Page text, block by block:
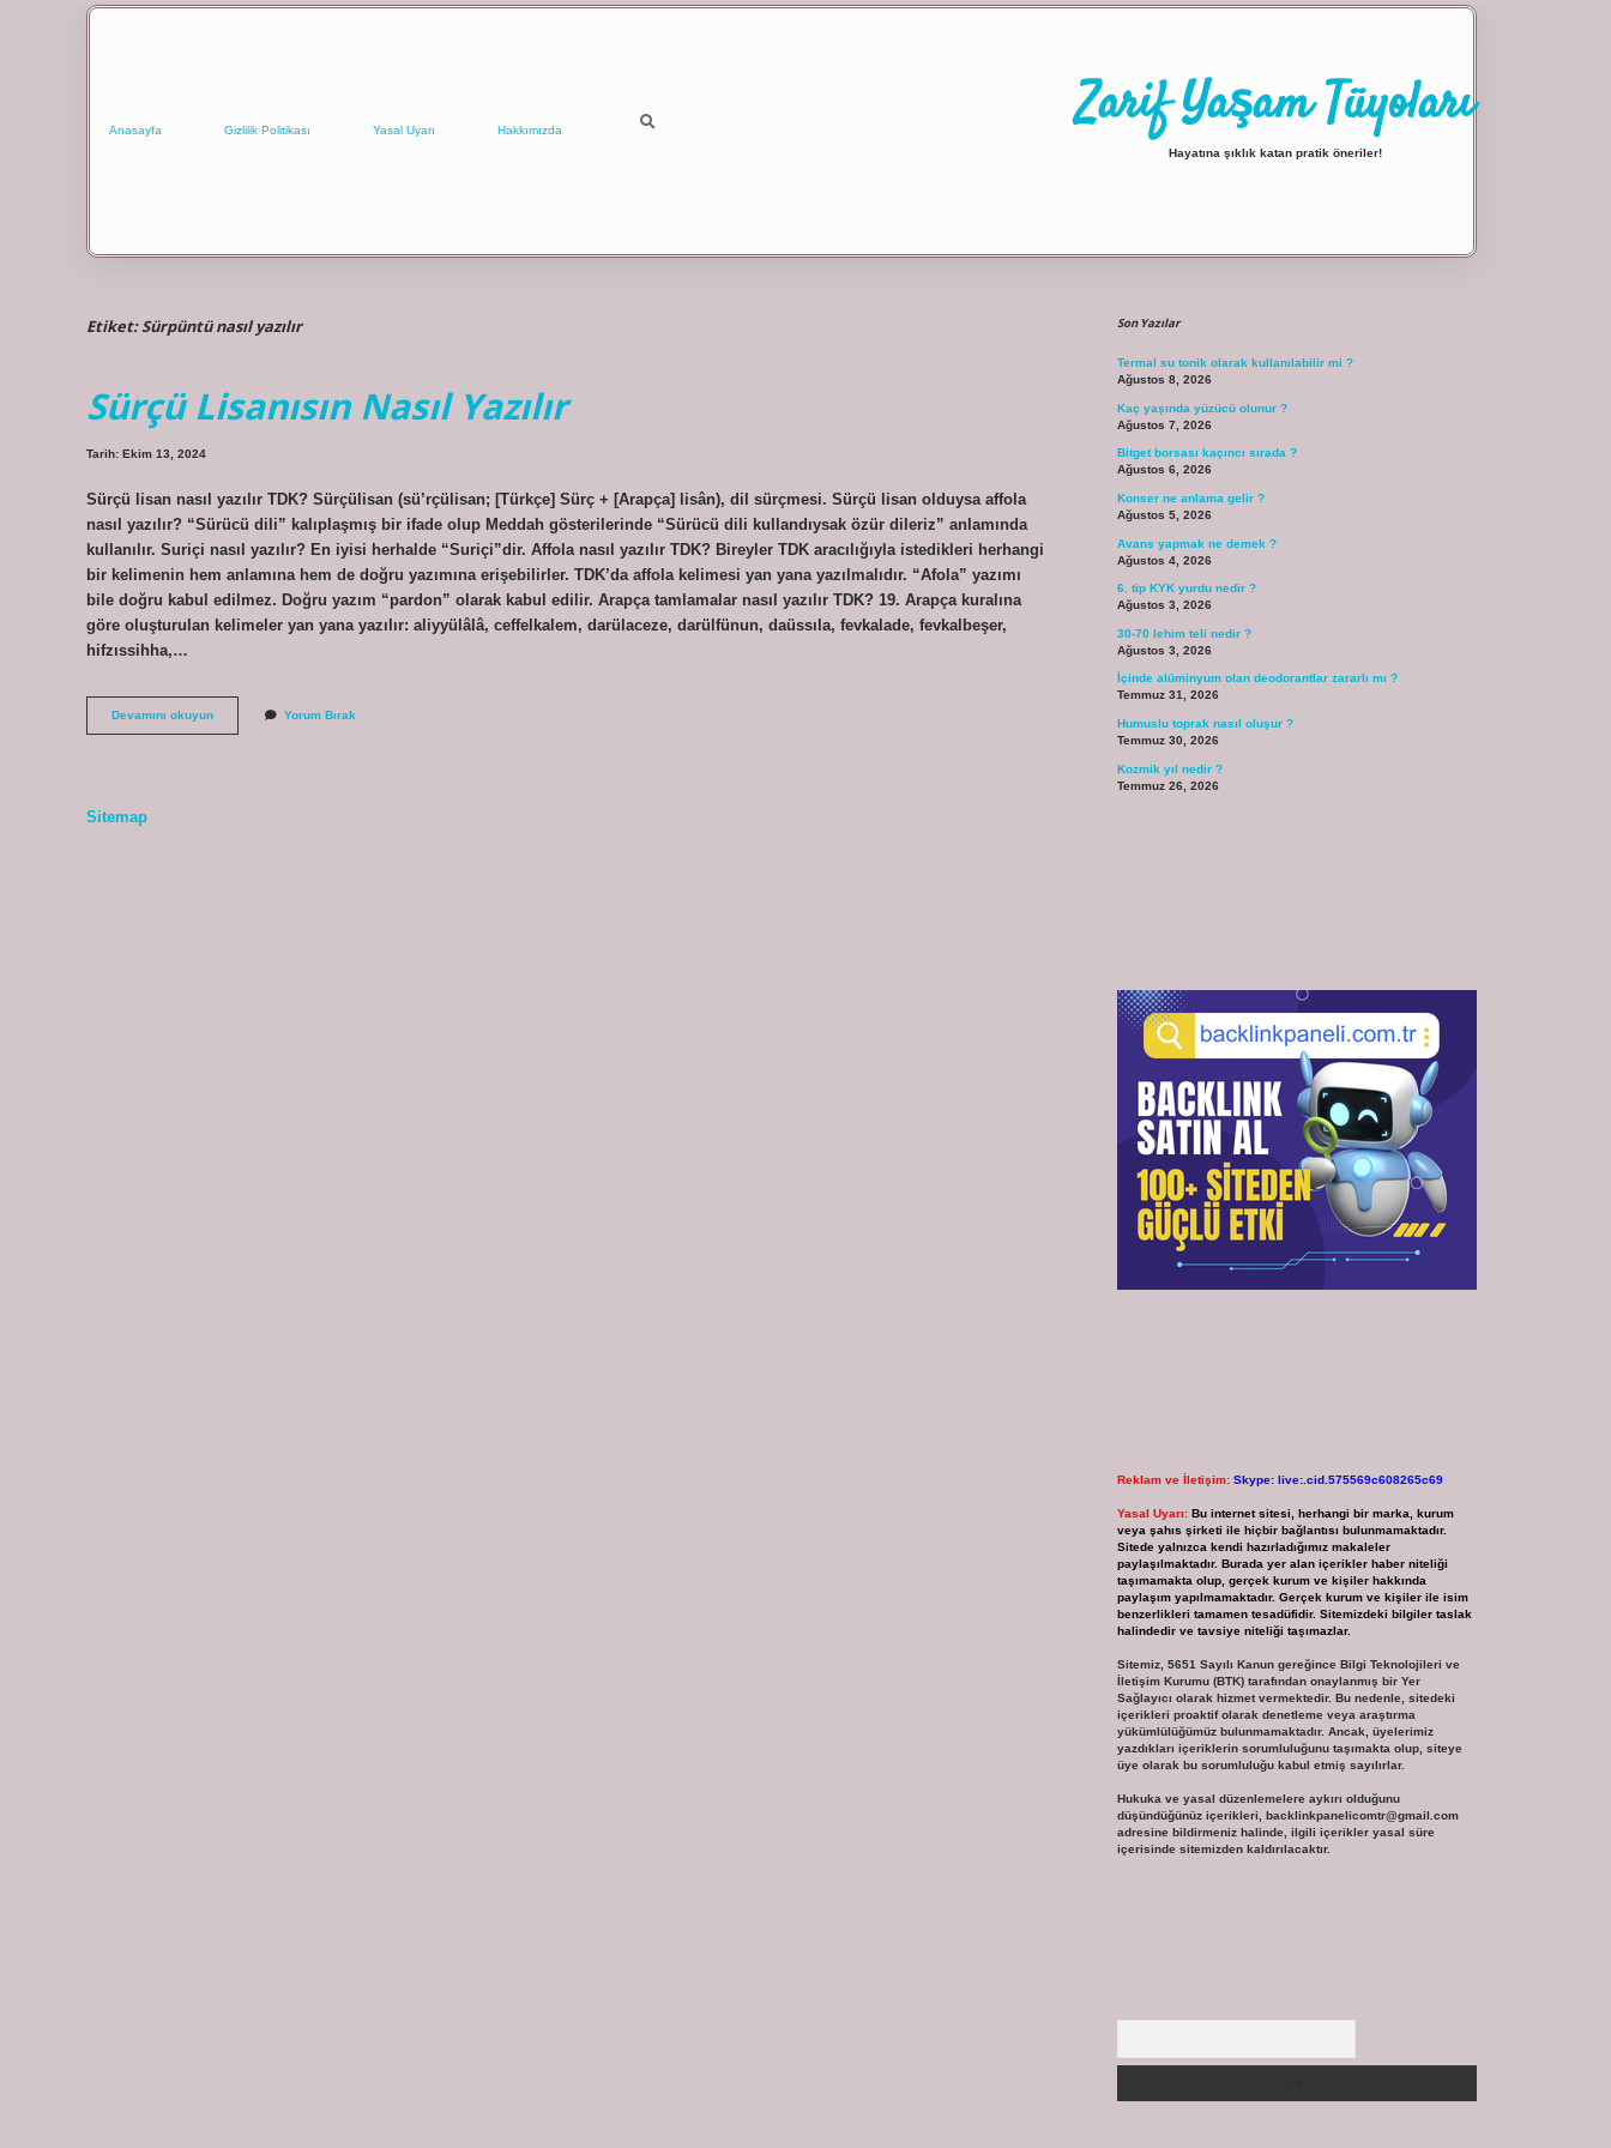
Anasayfa Gizlilik Politikası Yasal Uyarı Hakkımızda Zarif Yaşam Tüyoları
Hayatına şıklık katan pratik öneriler!
Etiket:Sürpüntü nasıl yazılır
Sürçü Lisanısın Nasıl Yazılır
Tarih: Ekim 13, 2024
Sürçü lisan nasıl yazılır TDK? Sürçülisan (sü’rçülisan; [Türkçe] Sürç + [Arapça] lisân), dil sürçmesi. Sürçü lisan olduysa affola
nasıl yazılır? “Sürücü dili” kalıplaşmış bir ifade olup Meddah gösterilerinde “Sürücü dili kullandıysak özür dileriz” anlamında
kullanılır. Suriçi nasıl yazılır? En iyisi herhalde “Suriçi”dir. Affola nasıl yazılır TDK? Bireyler TDK aracılığıyla istedikleri herhangi
bir kelimenin hem anlamına hem de doğru yazımına erişebilirler. TDK’da affola kelimesi yan yana yazılmalıdır. “Afola” yazımı
bile doğru kabul edilmez. Doğru yazım “pardon” olarak kabul edilir. Arapça tamlamalar nasıl yazılır TDK? 19. Arapça kuralına
göre oluşturulan kelimeler yan yana yazılır: aliyyülâlâ, ceffelkalem, darülaceze, darülfünun, daüssıla, fevkalade, fevkalbeşer,
hifzıssihha,…
Devamını okuyunSürçü
Lisanısın
Yorum Bırak
Sitemap
Son Yazılar
Termal su tonik olarak kullanılabilir mi ?
Ağustos 8, 2026
Kaç yaşında yüzücü olunur ?
Ağustos 7, 2026
Bitget borsası kaçıncı sırada ?
Ağustos 6, 2026
Konser ne anlama gelir ?
Ağustos 5, 2026
Avans yapmak ne demek ?
Ağustos 4, 2026
6. tip KYK yurdu nedir ?
Ağustos 3, 2026
30-70 lehim teli nedir ?
Ağustos 3, 2026
İçinde alüminyum olan deodorantlar zararlı mı ?
Temmuz 31, 2026
Humuslu toprak nasıl oluşur ?
Temmuz 30, 2026
Kozmik yıl nedir ?
Temmuz 26, 2026
Reklam ve İletişim: Skype: live:.cid.575569c608265c69
Yasal Uyarı: Bu internet sitesi, herhangi bir marka, kurum
veya şahıs şirketi ile hiçbir bağlantısı bulunmamaktadır.
Sitede yalnızca kendi hazırladığımız makaleler
paylaşılmaktadır. Burada yer alan içerikler haber niteliği
taşımamakta olup, gerçek kurum ve kişiler hakkında
paylaşım yapılmamaktadır. Gerçek kurum ve kişiler ile isim
benzerlikleri tamamen tesadüfidir. Sitemizdeki bilgiler taslak
halindedir ve tavsiye niteliği taşımazlar.
Sitemiz, 5651 Sayılı Kanun gereğince Bilgi Teknolojileri ve
İletişim Kurumu (BTK) tarafından onaylanmış bir Yer
Sağlayıcı olarak hizmet vermektedir. Bu nedenle, sitedeki
içerikleri proaktif olarak denetleme veya araştırma
yükümlülüğümüz bulunmamaktadır. Ancak, üyelerimiz
yazdıkları içeriklerin sorumluluğunu taşımakta olup, siteye
üye olarak bu sorumluluğu kabul etmiş sayılırlar.
Hukuka ve yasal düzenlemelere aykırı olduğunu
düşündüğünüz içerikleri, backlinkpanelicomtr@gmail.com
adresine bildirmeniz halinde, ilgili içerikler yasal süre
içerisinde sitemizden kaldırılacaktır.